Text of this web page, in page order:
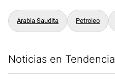
Arabia Saudita Petroleo
Noticias en Tendencia